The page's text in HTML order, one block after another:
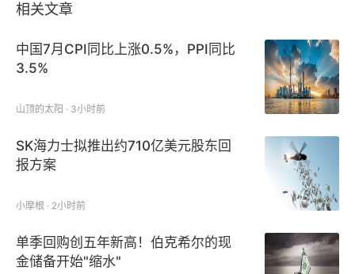
相关文章
中国7月CPI同比上涨0.5%，PPI同比
3.5%
山顶的太阳 · 3小时前
SK海力士拟推出约710亿美元股东回
报方案
小摩根 · 2小时前
单季回购创五年新高！伯克希尔的现
金储备开始"缩水"